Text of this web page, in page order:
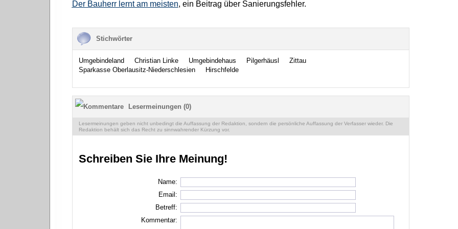
Der Bauherr lernt am meisten, ein Beitrag über Sanierungsfehler.
Stichwörter
Umgebindeland Christian Linke Umgebindehaus Pilgerhäusl
Zittau
Sparkasse Oberlausitz-Niederschlesien
Hirschfelde
Lesermeinungen (0)
Lesermeinungen geben nicht unbedingt die Auffassung der Redaktion, sondern die persönliche Auffassung der Verfasser wieder. Die
Redaktion behält sich das Recht zu sinnwahrender Kürzung vor.
Schreiben Sie Ihre Meinung!
Name:
Email:
Betreff:
Kommentar: